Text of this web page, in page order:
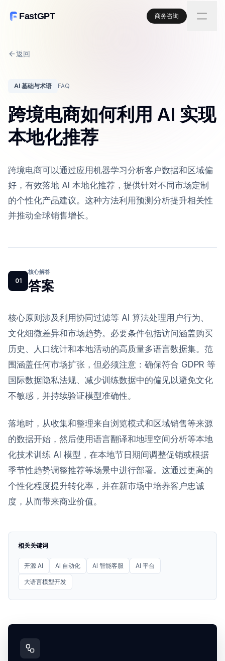
FastGPT 商务咨询
返回
AI 基础与术语 FAQ
跨境电商如何利用 AI 实现
本地化推荐
跨境电商可以通过应用机器学习分析客户数据和区域偏
好，有效落地 AI 本地化推荐，提供针对不同市场定制
的个性化产品建议。这种方法利用预测分析提升相关性
并推动全球销售增长。
01
核心解答
答案
核心原则涉及利用协同过滤等 AI 算法处理用户行为、
文化细微差异和市场趋势。必要条件包括访问涵盖购买
历史、人口统计和本地活动的高质量多语言数据集。范
围涵盖任何市场扩张，但必须注意：确保符合 GDPR 等
国际数据隐私法规、减少训练数据中的偏见以避免文化
不敏感，并持续验证模型准确性。
落地时，从收集和整理来自浏览模式和区域销售等来源
的数据开始，然后使用语言翻译和地理空间分析等本地
化技术训练 AI 模型，在本地节日期间调整促销或根据
季节性趋势调整推荐等场景中进行部署。这通过更高的
个性化程度提升转化率，并在新市场中培养客户忠诚
度，从而带来商业价值。
相关关键词
开源 AI AI 自动化 AI 智能客服 AI 平台
大语言模型开发